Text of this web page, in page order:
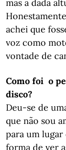
mas a dada
achei que
voz como
vontade de
Como foi o
disco?
Deu-se de
que não sou
para um
forma de ver